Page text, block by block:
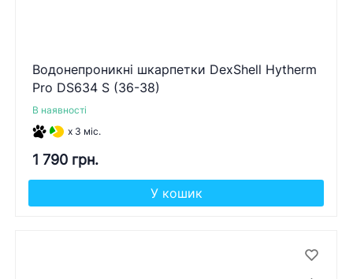
Водонепроникні шкарпетки DexShell Hytherm
Pro DS634 S (36-38)
В наявності
x 3 міс.
1 790 грн.
У кошик